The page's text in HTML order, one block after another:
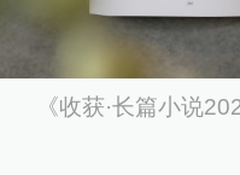
《收获·长篇小说